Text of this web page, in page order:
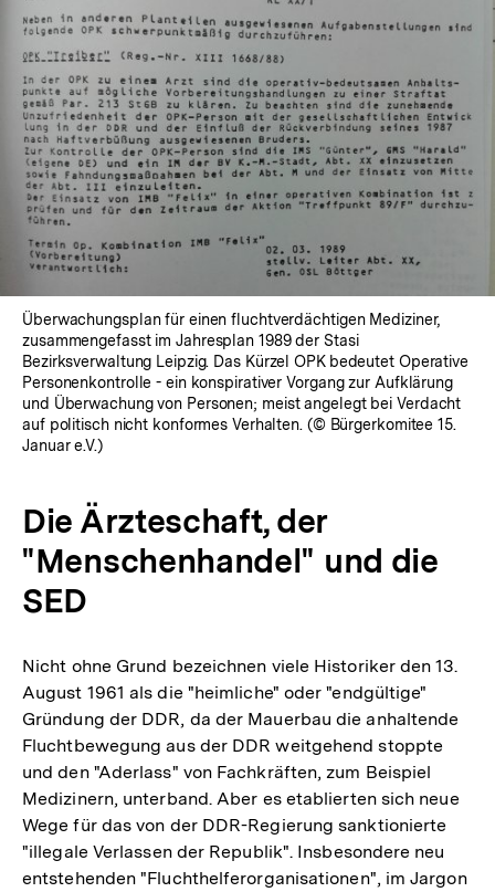
Überwachungsplan für einen fluchtverdächtigen Mediziner,
zusammengefasst im Jahresplan 1989 der Stasi
Bezirksverwaltung Leipzig. Das Kürzel OPK bedeutet Operative
Personenkontrolle - ein konspirativer Vorgang zur Aufklärung
und Überwachung von Personen; meist angelegt bei Verdacht
auf politisch nicht konformes Verhalten. (© Bürgerkomitee 15.
Januar e.V.)
Die Ärzteschaft, der
"Menschenhandel" und die
SED
Nicht ohne Grund bezeichnen viele Historiker den 13.
August 1961 als die "heimliche" oder "endgültige"
Gründung der DDR, da der Mauerbau die anhaltende
Fluchtbewegung aus der DDR weitgehend stoppte
und den "Aderlass" von Fachkräften, zum Beispiel
Medizinern, unterband. Aber es etablierten sich neue
Wege für das von der DDR-Regierung sanktionierte
"illegale Verlassen der Republik". Insbesondere neu
entstehenden "Fluchthelferorganisationen", im Jargon